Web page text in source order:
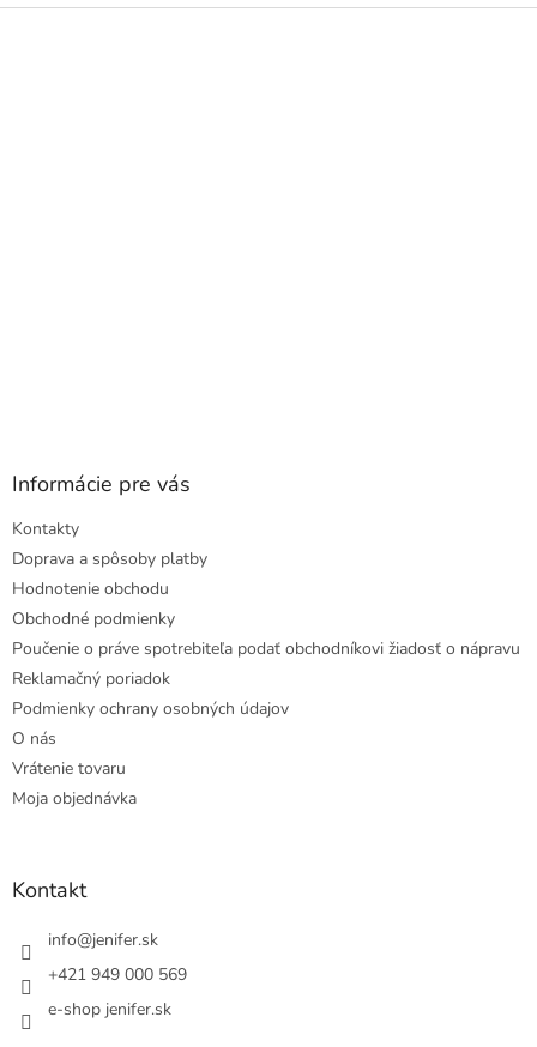
Z
Informácie pre vás
Kontakty
Doprava a spôsoby platby
Hodnotenie obchodu
Obchodné podmienky
Poučenie o práve spotrebiteľa podať obchodníkovi žiadosť o nápravu
Reklamačný poriadok
Podmienky ochrany osobných údajov
O nás
Vrátenie tovaru
Moja objednávka
Kontakt
info@jenifer.sk
+421 949 000 569
e-shop jenifer.sk